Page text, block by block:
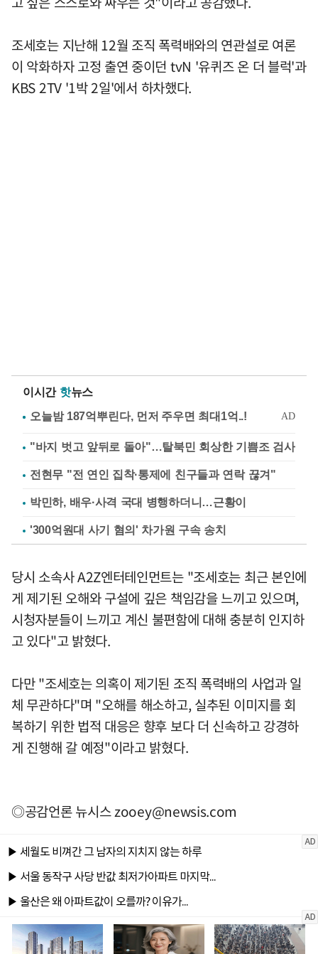
조세호는 지난해 12월 조직 폭력배와의 연관설로 여론
이 악화하자 고정 출연 중이던 tvN '유퀴즈 온 더 블럭'과
KBS 2TV '1박 2일'에서 하차했다.
이시간 핫뉴스
"바지 벗고 앞뒤로 돌아"…탈북민 회상한 기쁨조 검사
전현무 "전 연인 집착·통제에 친구들과 연락 끊겨"
박민하, 배우·사격 국대 병행하더니…근황이
'300억원대 사기 혐의' 차가원 구속 송치
당시 소속사 A2Z엔터테인먼트는 "조세호는 최근 본인에
게 제기된 오해와 구설에 깊은 책임감을 느끼고 있으며,
시청자분들이 느끼고 계신 불편함에 대해 충분히 인지하
고 있다"고 밝혔다.
다만 "조세호는 의혹이 제기된 조직 폭력배의 사업과 일
체 무관하다"며 "오해를 해소하고, 실추된 이미지를 회
복하기 위한 법적 대응은 향후 보다 더 신속하고 강경하
게 진행해 갈 예정"이라고 밝혔다.
◎공감언론 뉴시스zooey@newsis.com